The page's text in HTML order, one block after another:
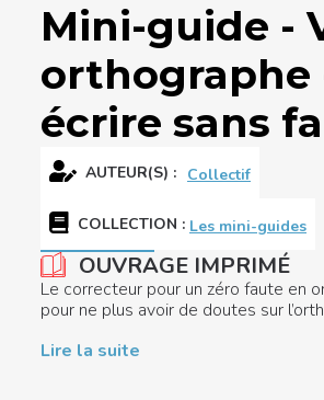
Mini-guide -
orthographe
écrire sans
AUTEUR(S) : Collectif
COLLECTION : Les mini-guides
OUVRAGE IMPRIMÉ
Le correcteur pour un zéro faute en
pour ne plus avoir de doutes sur
Lire la suite